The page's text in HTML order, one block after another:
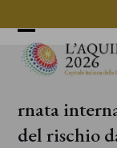
al
contenuto
Apri
menu
mobile
Chiudi
menu
mobile
rnata
del rischio